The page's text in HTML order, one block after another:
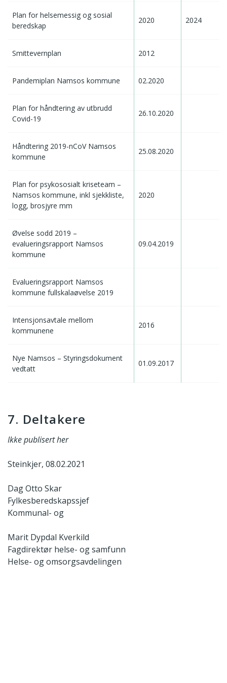
Plan for helsemessig og sosial
beredskap
2020 2024
Smittevernplan 2012
Pandemiplan Namsos kommune 02.2020
Plan for håndtering av utbrudd
Covid-19
26.10.2020
Håndtering 2019-nCoV Namsos
kommune
25.08.2020
Plan for psykososialt kriseteam –
Namsos kommune, inkl sjekkliste,
logg, brosjyre mm
2020
Øvelse sodd 2019 –
evalueringsrapport Namsos
kommune
09.04.2019
Evalueringsrapport Namsos
kommune fullskalaøvelse 2019
Intensjonsavtale mellom
kommunene
2016
Nye Namsos – Styringsdokument
vedtatt
01.09.2017
7. Deltakere
Ikke publisert her
Steinkjer, 08.02.2021
Dag Otto Skar
Fylkesberedskapssjef
Kommunal- og
Marit Dypdal Kverkild
Fagdirektør helse- og samfunn
Helse- og omsorgsavdelingen